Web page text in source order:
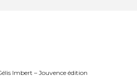
Imbert – Jouvence édition